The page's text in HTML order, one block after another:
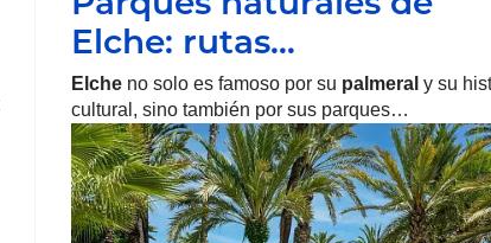
Elche: rutas…
Elche no solo es famoso por su palmeral y su
cultural, sino también por sus parques…